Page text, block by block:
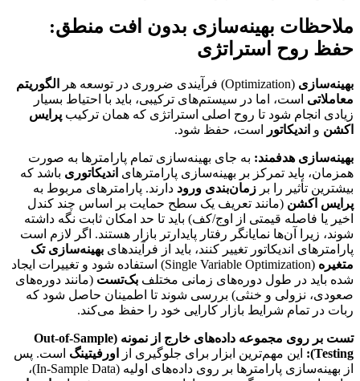
ملاحظات بهینه‌سازی بدون افت منطق:
حفظ روح استراتژی
بهینه‌سازی (Optimization) فرآیندی ضروری در توسعه هر
الگوریتم
معاملاتی است، اما در سیستم‌های ترکیبی، باید با احتیاط بسیار
زیادی انجام شود تا روح اصلی استراتژی که همان ترکیب پرایس
اکشن و اندیکاتور است، حفظ شود.
بهینه‌سازی هدفمند: به جای بهینه‌سازی تمام پارامترها به صورت
همزمان، باید تمرکز بر بهینه‌سازی پارامترهای اندیکاتوری باشد که
بیشترین تأثیر را بر زمان‌بندی ورود دارند. پارامترهای مربوط به
پرایس اکشن (مانند تعریف یک سطح حمایت بر اساس چند کندل
اخیر یا فاصله قیمتی از اوج/کف) باید تا حد امکان ثابت نگه داشته
شوند، زیرا آن‌ها نمایانگر رفتار پایدارتر بازار هستند. اگر لازم است
پارامترهای اندیکاتور تغییر کنند، باید از فرآیندهای بهینه‌سازی تک
متغیره
(Single Variable Optimization) استفاده شود و تغییرات ایجاد
شده باید در طول دوره‌های زمانی مختلف بک‌تست (مانند دوره‌های
صعودی، نزولی و خنثی) بررسی شوند تا اطمینان حاصل شود که
ربات در تمام شرایط بازار کارایی خود را حفظ می‌کند.
تست بر روی مجموعه داده‌های خارج از نمونه (Out-of-Sample
Testing):
این مهم‌ترین ابزار برای جلوگیری از اورفیتینگ است. پس
از بهینه‌سازی پارامترها بر روی داده‌های اولیه (In-Sample Data)،